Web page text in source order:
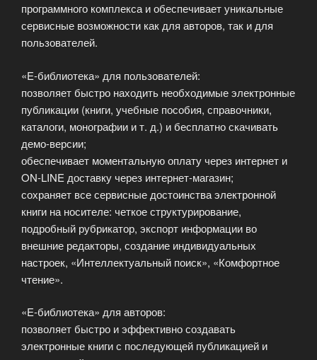
программного комплекса и обеспечивает уникальные
сервисные возможности как для авторов, так и для
пользователей.
«E-библиотека» для пользователей:
позволяет быстро находить необходимые электронные
публикации (книги, учебные пособия, справочники,
каталоги, монографии и т. д.) и бесплатно скачивать
демо-версии;
обеспечивает моментальную оплату через интернет и
ON-LINE доставку через интернет-магазин;
сохраняет все сервисные достоинства электронной
книги на носителе: четкое структурирование,
подробный рубрикатор, экспорт информации во
внешние редакторы, создание индивидуальных
настроек, «Интеллектуальный поиск», «Комфортное
чтение».
«E-библиотека» для авторов:
позволяет быстро и эффективно создавать
электронные книги с последующей публикацией и